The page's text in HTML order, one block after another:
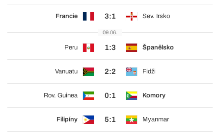
Francie 3:1 Sev. Irsko
09.06.
Peru 1:3 Španělsko
Vanuatu 2:2 Fidži
Rov. Guinea 0:1 Komory
Filipíny 5:1 Myanmar